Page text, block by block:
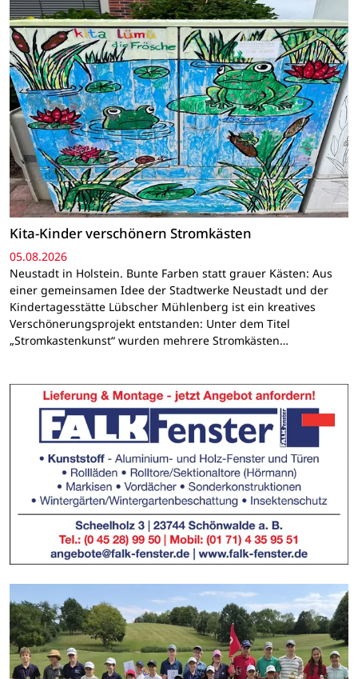
Kita-Kinder verschönern Stromkästen
05.08.2026
Neustadt in Holstein. Bunte Farben statt grauer Kästen: Aus
einer gemeinsamen Idee der Stadtwerke Neustadt und der
Kindertagesstätte Lübscher Mühlenberg ist ein kreatives
Verschönerungsprojekt entstanden: Unter dem Titel
„Stromkastenkunst“ wurden mehrere Stromkästen…